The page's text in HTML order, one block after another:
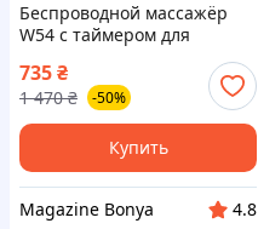
Беспроводной массажёр
W54 с таймером для
воротниковой зоны,
плечевого пояса, шеи и
ежедневного расслабления
735₴
1 470 ₴ -50%
Купить
Magazine Bonya
4.8